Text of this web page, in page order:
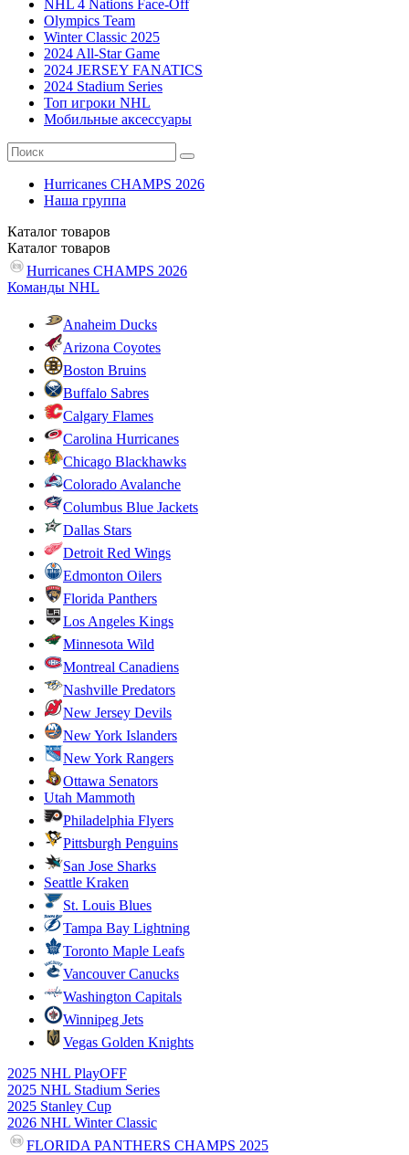
NHL 4 Nations Face-Off
Olympics Team
Winter Classic 2025
2024 All-Star Game
2024 JERSEY FANATICS
2024 Stadium Series
Топ игроки NHL
Мобильные аксессуары
Hurricanes CHAMPS 2026
Наша группа
Каталог товаров
Каталог товаров
Hurricanes CHAMPS 2026
Команды NHL
Anaheim Ducks
Arizona Coyotes
Boston Bruins
Buffalo Sabres
Calgary Flames
Carolina Hurricanes
Chicago Blackhawks
Colorado Avalanche
Columbus Blue Jackets
Dallas Stars
Detroit Red Wings
Edmonton Oilers
Florida Panthers
Los Angeles Kings
Minnesota Wild
Montreal Canadiens
Nashville Predators
New Jersey Devils
New York Islanders
New York Rangers
Ottawa Senators
Utah Mammoth
Philadelphia Flyers
Pittsburgh Penguins
San Jose Sharks
Seattle Kraken
St. Louis Blues
Tampa Bay Lightning
Toronto Maple Leafs
Vancouver Canucks
Washington Capitals
Winnipeg Jets
Vegas Golden Knights
2025 NHL PlayOFF
2025 NHL Stadium Series
2025 Stanley Cup
2026 NHL Winter Classic
FLORIDA PANTHERS CHAMPS 2025